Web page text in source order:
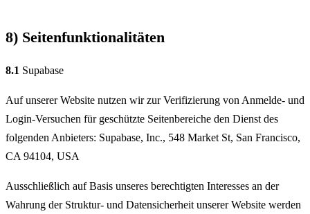
8) Seitenfunktionalitäten
8.1 Supabase
Auf unserer Website nutzen wir zur Verifizierung von Anmelde- und
Login-Versuchen für geschützte Seitenbereiche den Dienst des
folgenden Anbieters: Supabase, Inc., 548 Market St, San Francisco,
CA 94104, USA
Ausschließlich auf Basis unseres berechtigten Interesses an der
Wahrung der Struktur- und Datensicherheit unserer Website werden